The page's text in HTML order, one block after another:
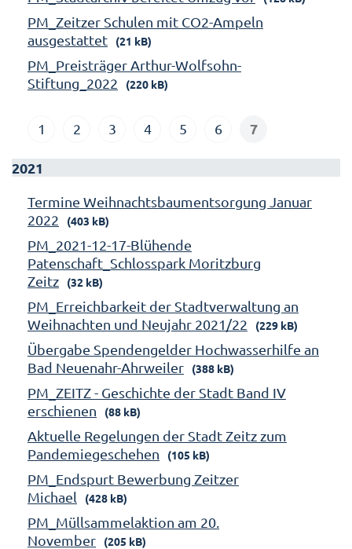
PM_Zeitzer Schulen mit CO2-Ampeln
ausgestattet
(21 kB)
PM_Preisträger Arthur-Wolfsohn-
Stiftung_2022
(220 kB)
1 2 3 4 5 6 7
2021
Termine Weihnachtsbaumentsorgung Januar
2022
(403 kB)
PM_2021-12-17-Blühende
Patenschaft_Schlosspark Moritzburg
Zeitz
(32 kB)
PM_Erreichbarkeit der Stadtverwaltung an
Weihnachten und Neujahr 2021/22
(229 kB)
Übergabe Spendengelder Hochwasserhilfe an
Bad Neuenahr-Ahrweiler
(388 kB)
PM_ZEITZ - Geschichte der Stadt Band IV
erschienen
(88 kB)
Aktuelle Regelungen der Stadt Zeitz zum
Pandemiegeschehen
(105 kB)
PM_Endspurt Bewerbung Zeitzer
Michael
(428 kB)
PM_Müllsammelaktion am 20.
November
(205 kB)